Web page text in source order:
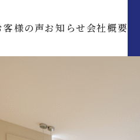
客様の声お知らせ会社概要